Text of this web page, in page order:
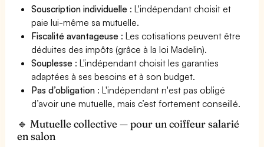
Souscription individuelle : L'indépendant choisit et
paie lui-même sa mutuelle.
Fiscalité avantageuse : Les cotisations peuvent être
déduites des impôts (grâce à la loi Madelin).
Souplesse : L'indépendant choisit les garanties
adaptées à ses besoins et à son budget.
Pas d’obligation : L'indépendant n'est pas obligé
d’avoir une mutuelle, mais c’est fortement conseillé.
🔹 Mutuelle collective — pour un coiffeur salarié
en salon